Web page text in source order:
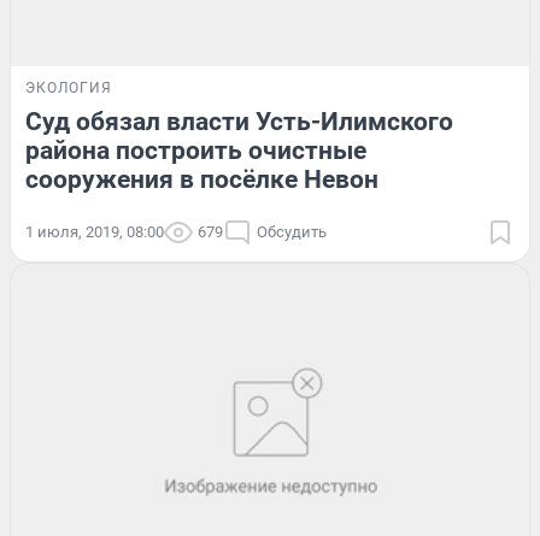
ЭКОЛОГИЯ
Суд обязал власти Усть-Илимского
района построить очистные
сооружения в посёлке Невон
1 июля, 2019, 08:00 679 Обсудить